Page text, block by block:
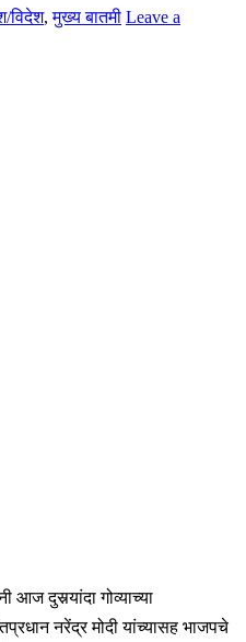
विदेश,मुख्य बातमी Leave a
आज दुसर्‍यांदा गोव्याच्या
नरेंद्र मोदी यांच्यासह भाजपचे